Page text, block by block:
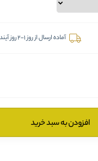
آماده ارسال از روز 1-2 روز آینده
افزودن به سبد خرید